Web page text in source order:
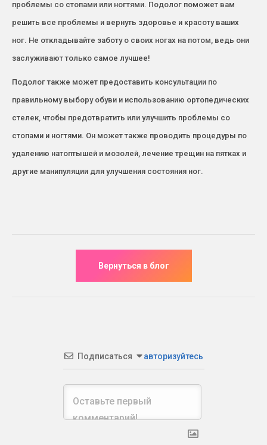
проблемы со стопами или ногтями. Подолог поможет вам
решить все проблемы и вернуть здоровье и красоту ваших
ног. Не откладывайте заботу о своих ногах на потом, ведь они
заслуживают только самое лучшее!
Подолог также может предоставить консультации по
правильному выбору обуви и использованию ортопедических
стелек, чтобы предотвратить или улучшить проблемы со
стопами и ногтями. Он может также проводить процедуры по
удалению натоптышей и мозолей, лечение трещин на пятках и
другие манипуляции для улучшения состояния ног.
Подписаться авторизуйтесь